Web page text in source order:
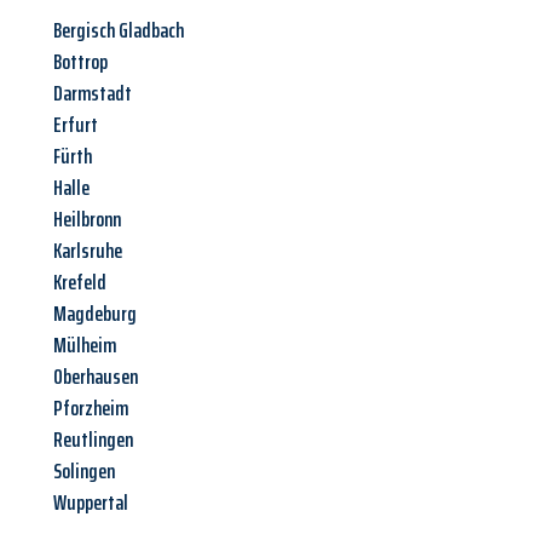
Bergisch Gladbach
Bottrop
Darmstadt
Erfurt
Fürth
Halle
Heilbronn
Karlsruhe
Krefeld
Magdeburg
Mülheim
Oberhausen
Pforzheim
Reutlingen
Solingen
Wuppertal